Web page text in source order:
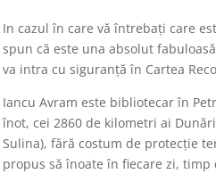
In cazul în care vă întrebaţi care
spun că este una absolut
va intra cu siguranţă în Cartea
Iancu Avram este bibliotecar în
înot, cei 2860 de kilometri ai
Sulina), fără costum de protecţie
propus să înoate în fiecare zi,